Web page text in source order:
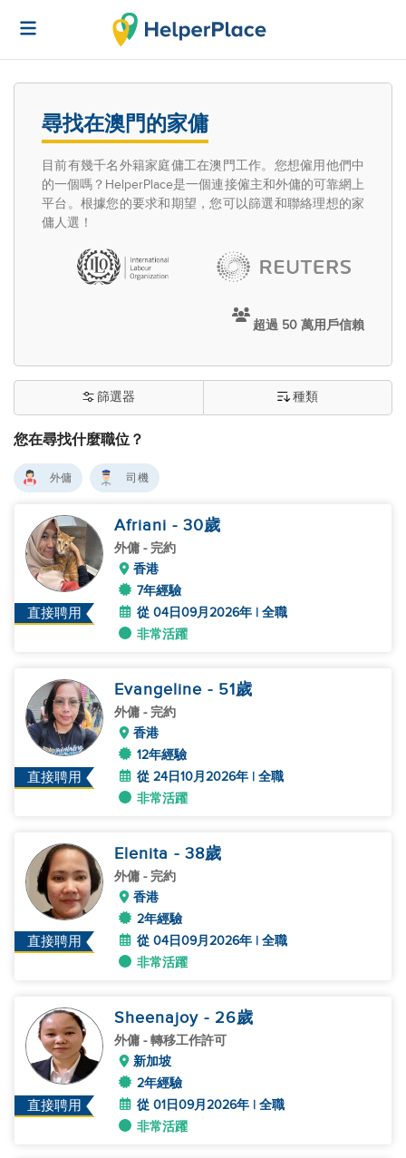
尋找在澳門的家傭
目前有幾千名外籍家庭傭工在澳門工作。您想僱用他們中
的一個嗎？HelperPlace是一個連接僱主和外傭的可靠網上
平台。根據您的要求和期望，您可以篩選和聯絡理想的家
傭人選！
超過 50 萬用戶信賴
您在尋找什麼職位？
篩選器 種類
外傭 司機
直接聘用
Afriani - 30歲
外傭 - 完約
香港
7年經驗
從 04日09月2026年 | 全職
非常活躍
直接聘用
Evangeline - 51歲
外傭 - 完約
香港
12年經驗
從 24日10月2026年 | 全職
非常活躍
直接聘用
Elenita - 38歲
外傭 - 完約
香港
2年經驗
從 04日09月2026年 | 全職
非常活躍
直接聘用
Sheenajoy - 26歲
外傭 - 轉移工作許可
新加坡
2年經驗
從 01日09月2026年 | 全職
非常活躍